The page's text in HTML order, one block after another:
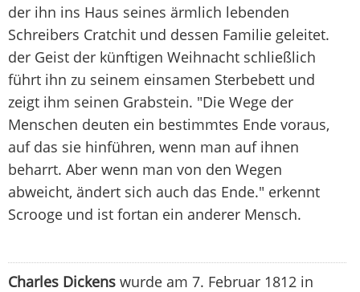
der ihn ins Haus seines ärmlich lebenden
Schreibers Cratchit und dessen Familie geleitet.
der Geist der künftigen Weihnacht schließlich
führt ihn zu seinem einsamen Sterbebett und
zeigt ihm seinen Grabstein. "Die Wege der
Menschen deuten ein bestimmtes Ende voraus,
auf das sie hinführen, wenn man auf ihnen
beharrt. Aber wenn man von den Wegen
abweicht, ändert sich auch das Ende." erkennt
Scrooge und ist fortan ein anderer Mensch.
Charles Dickens wurde am 7. Februar 1812 in